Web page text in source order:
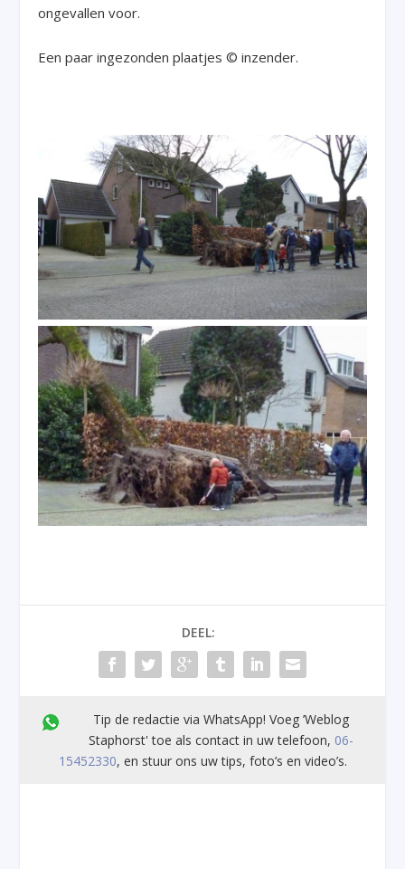
ongevallen voor.
Een paar ingezonden plaatjes © inzender.
DEEL:
Tip de redactie via WhatsApp! Voeg ’Weblog
Staphorst' toe als contact in uw telefoon, 06-
15452330, en stuur ons uw tips, foto’s en video’s.